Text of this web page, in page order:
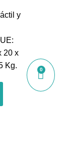
0
y
20 x
Kg.